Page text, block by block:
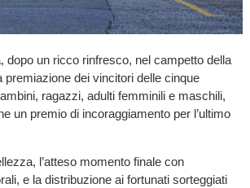
dopo un ricco rinfresco, nel campetto della
premiazione dei vincitori delle cinque
ragazzi, adulti femminili e maschili,
un premio di incoraggiamento per l’ultimo
l’atteso momento finale con
e la distribuzione ai fortunati sorteggiati